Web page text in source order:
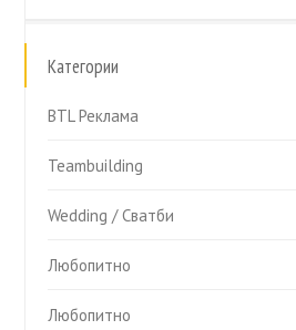
Категории
BTL Реклама
Teambuilding
Wedding / Сватби
Любопитно
Любопитно